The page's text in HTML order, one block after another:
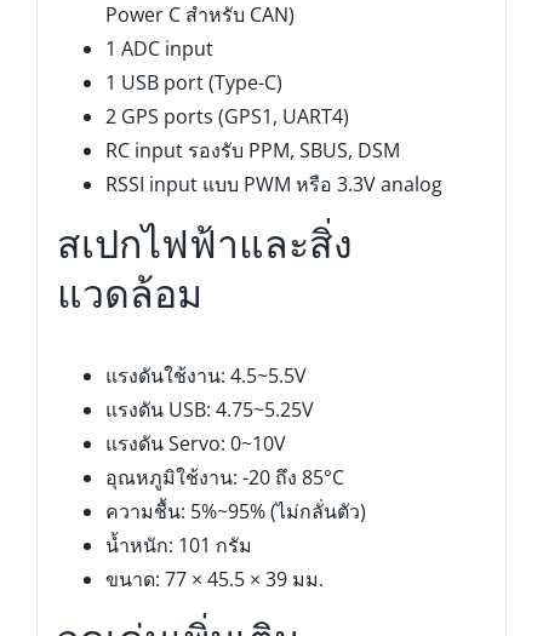
Power C สำหรับ CAN)
1 ADC input
1 USB port (Type-C)
2 GPS ports (GPS1, UART4)
RC input รองรับ PPM, SBUS, DSM
RSSI input แบบ PWM หรือ 3.3V analog
สเปกไฟฟ้าและสิ่ง
แวดล้อม
แรงดันใช้งาน: 4.5~5.5V
แรงดัน USB: 4.75~5.25V
แรงดัน Servo: 0~10V
อุณหภูมิใช้งาน: -20 ถึง 85°C
ความชื้น: 5%~95% (ไม่กลั่นตัว)
น้ำหนัก: 101 กรัม
ขนาด: 77 × 45.5 × 39 มม.